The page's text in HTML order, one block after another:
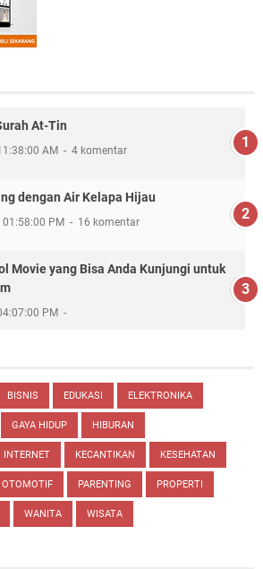
At-Tin
AM 4 komentar
dengan Air Kelapa Hijau
PM 16 komentar
Movie yang Bisa Anda Kunjungi untuk
PM
BISNIS EDUKASI ELEKTRONIKA
GAYA HIDUP HIBURAN
INTERNET KECANTIKAN KESEHATAN
OTOMOTIF PARENTING PROPERTI
WANITA WISATA